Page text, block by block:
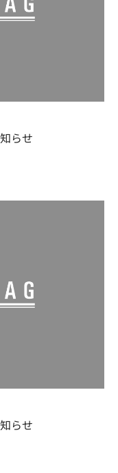
らせ
らせ